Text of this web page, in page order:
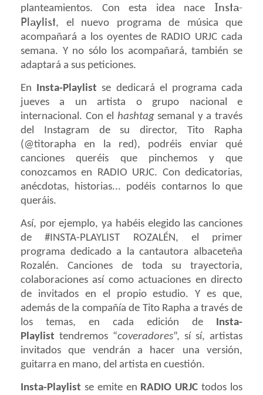
planteamientos. Con esta idea nace Insta-
Playlist, el nuevo programa de música que
acompañará a los oyentes de RADIO URJC cada
semana. Y no sólo los acompañará, también se
adaptará a sus peticiones.
En Insta-Playlist se dedicará el programa cada
jueves a un artista o grupo nacional e
internacional. Con el hashtagsemanal y a través
del Instagram de su director, Tito Rapha
(@titorapha en la red), podréis enviar qué
canciones queréis que pinchemos y que
conozcamos en RADIO URJC. Con dedicatorias,
anécdotas, historias... podéis contarnos lo que
queráis.
Así, por ejemplo, ya habéis elegido las canciones
de #INSTA-PLAYLIST ROZALÉN, el primer
programa dedicado a la cantautora albaceteña
Rozalén. Canciones de toda su trayectoria,
colaboraciones así como actuaciones en directo
de invitados en el propio estudio. Y es que,
además de la compañía de Tito Rapha a través de
los temas, en cada edición de Insta-
Playlist tendremos “coveradores”, sí sí, artistas
invitados que vendrán a hacer una versión,
guitarra en mano, del artista en cuestión.
Insta-Playlist se emite en RADIO URJC todos los